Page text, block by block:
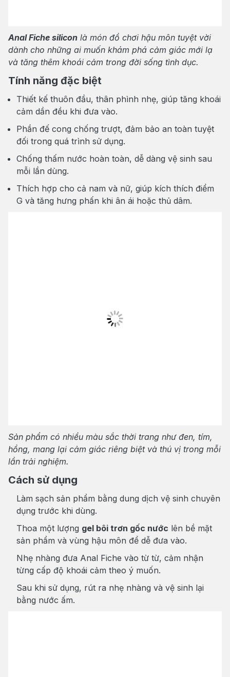
Anal Fiche silicon là món đồ chơi hậu môn tuyệt vời
dành cho những ai muốn khám phá cảm giác mới lạ
và tăng thêm khoái cảm trong đời sống tình dục.
Tính năng đặc biệt
Thiết kế thuôn đầu, thân phình nhẹ, giúp tăng khoái
cảm dần đều khi đưa vào.
Phần đế cong chống trượt, đảm bảo an toàn tuyệt
đối trong quá trình sử dụng.
Chống thấm nước hoàn toàn, dễ dàng vệ sinh sau
mỗi lần dùng.
Thích hợp cho cả nam và nữ, giúp kích thích điểm
G và tăng hưng phấn khi ân ái hoặc thủ dâm.
Sản phẩm có nhiều màu sắc thời trang như đen, tím,
hồng, mang lại cảm giác riêng biệt và thú vị trong mỗi
lần trải nghiệm.
Cách sử dụng
Làm sạch sản phẩm bằng dung dịch vệ sinh chuyên
dụng trước khi dùng.
Thoa một lượng gel bôi trơn gốc nước lên bề mặt
sản phẩm và vùng hậu môn để dễ đưa vào.
Nhẹ nhàng đưa Anal Fiche vào từ từ, cảm nhận
từng cấp độ khoái cảm theo ý muốn.
Sau khi sử dụng, rút ra nhẹ nhàng và vệ sinh lại
bằng nước ấm.